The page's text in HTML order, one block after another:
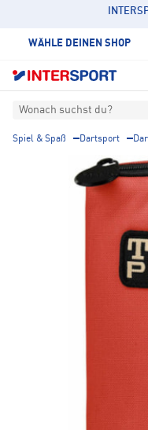
WÄHLE DEINEN SHOP
Wonach suchst du?
Spiel & Spaß Dartsport